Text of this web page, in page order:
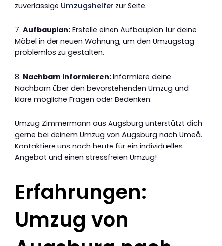
zuverlässige Umzugshelfer zur Seite.
7. Aufbauplan: Erstelle einen Aufbauplan für deine
Möbel in der neuen Wohnung, um den Umzugstag
problemlos zu gestalten.
8. Nachbarn informieren: Informiere deine
Nachbarn über den bevorstehenden Umzug und
kläre mögliche Fragen oder Bedenken.
Umzug Zimmermann aus Augsburg unterstützt dich
gerne bei deinem Umzug von Augsburg nach Umeå.
Kontaktiere uns noch heute für ein individuelles
Angebot und einen stressfreien Umzug!
Erfahrungen:
Umzug von